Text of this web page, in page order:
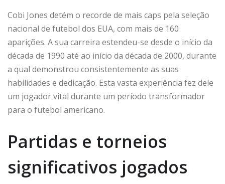
Cobi Jones detém o recorde de mais caps pela seleção
nacional de futebol dos EUA, com mais de 160
aparições. A sua carreira estendeu-se desde o início da
década de 1990 até ao início da década de 2000, durante
a qual demonstrou consistentemente as suas
habilidades e dedicação. Esta vasta experiência fez dele
um jogador vital durante um período transformador
para o futebol americano.
Partidas e torneios
significativos jogados